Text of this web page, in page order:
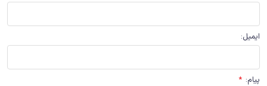
ایمیل:
پیام:
*